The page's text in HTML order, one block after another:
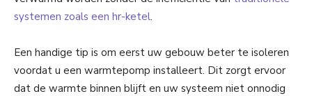
systemen zoals een hr-ketel.
Een handige tip is om eerst uw gebouw beter te isoleren
voordat u een warmtepomp installeert. Dit zorgt ervoor
dat de warmte binnen blijft en uw systeem niet onnodig